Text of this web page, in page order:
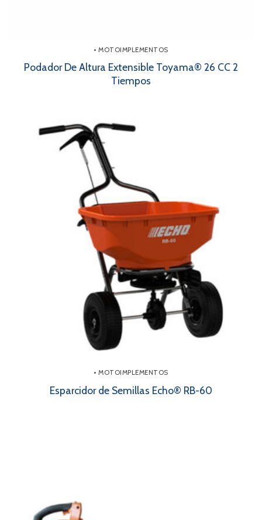
• MOTOIMPLEMENTOS
Podador De Altura Extensible Toyama® 26 CC 2
Tiempos
• MOTOIMPLEMENTOS
Esparcidor de Semillas Echo® RB-60